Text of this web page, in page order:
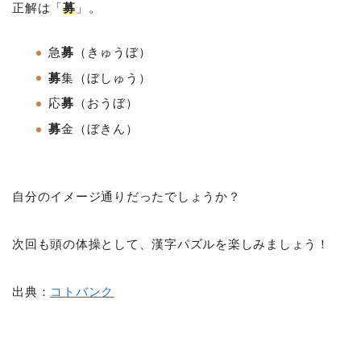
正解は「募」。
急募 （きゅうぼ）
募集（ぼしゅう）
応募 （おうぼ）
募金（ぼきん）
自分のイメージ通りだったでしょうか？
次回も頭の体操として、漢字パズルを楽しみましょう！
出典： コトバンク